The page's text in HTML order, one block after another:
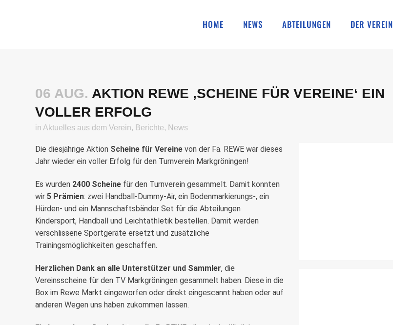
HOME NEWS ABTEILUNGEN DER VEREIN
06 AUG. AKTION REWE ‚SCHEINE FÜR VEREINE‘ EIN
VOLLER ERFOLG
in Aktuelles aus dem Verein, Berichte, News
Die diesjährige Aktion Scheine für Vereine von der Fa. REWE war dieses
Jahr wieder ein voller Erfolg für den Turnverein Markgröningen!
Es wurden 2400 Scheine für den Turnverein gesammelt. Damit konnten
wir 5 Prämien: zwei Handball-Dummy-Air, ein Bodenmarkierungs-, ein
Hürden- und ein Mannschaftsbänder Set für die Abteilungen
Kindersport, Handball und Leichtathletik bestellen. Damit werden
verschlissene Sportgeräte ersetzt und zusätzliche
Trainingsmöglichkeiten geschaffen.
Herzlichen Dank an alle Unterstützer und Sammler, die
Vereinsscheine für den TV Markgröningen gesammelt haben. Diese in die
Box im Rewe Markt eingeworfen oder direkt eingescannt haben oder auf
anderen Wegen uns haben zukommen lassen.